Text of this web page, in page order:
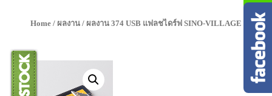
Home / ผลงาน / ผลงาน 374 USB แฟลชไดร์ฟ SINO-VILLAGE